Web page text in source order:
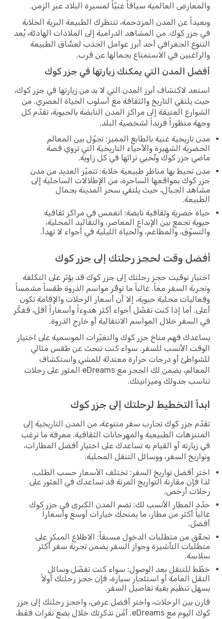
والمعارض العالمية سياقاً غنيّاً لمسيرة البلاد عبر الزمن.
وبعيداً عن المدن المزدحمة، تنتظرك الطبيعة البرية الخلابة
في جزر كوك. من المشاهد الدرامية إلى الملاذات الهادئة، يُعد
التنوع الجغرافي أحد أبرز عوامل الجذب لعشّاق الطبيعة
والراغبين في الاستمتاع بجمالها عن قرب.
أفضل المدن التي يمكنك زيارتها في جزر كوك
استعد لاكتشاف أبرز المدن التي لا بد من زيارتها في جزر كوك،
حيث يلتقي التاريخ والثقافة مع أسلوب الحياة العصري. من
الشوارع العتيقة إلى مراكز المدن النابضة بالحيوية، تقدّم كل
وجهة منظوراً فريداً لشخصية البلد.
مدن تاريخية غنية بالطابع المميز: تجوّل بين المعالم
الحضرية الشهيرة والأحياء التاريخية التي تروي قصة
ماضي جزر كوك وتُحيي تراثها في كل زاوية.
مدن تحيط بها مناظر طبيعية خلابة: تتميّز العديد من مدن
جزر كوك بمواقعها الساحرة، من الإطلالات الساحلية إلى
مشاهد الجبال، حيث يلتقي سحر المدينة بجمال
الطبيعة.
حياة حضرية وثقافية نابضة: انغمس في مراكز ثقافية
حيوية تجمع بين الإبداع المعاصر، والتقاليد المحلية،
والتسوّق، والمطاعم، والحياة الليلية في أجواء لا تهدأ.
أفضل وقت لحجز رحلتك إلى جزر كوك
اختيار توقيت حجز رحلتك إلى جزر كوك قد يؤثر على التكلفة
وتجربة السفر معاً. غالباً ما توفّر مواسم الذروة طقساً مشمساً
وفعاليات محلية حيوية، إلا أن أسعار الرحلات والإقامة تكون
أعلى. أما إذا كنت تفضّل أجواء أكثر هدوءاً وأسعاراً أقل، ففكّر
في السفر خلال المواسم الانتقالية أو خارج الذروة.
يساعدك فهم مناخ جزر كوك والتغيّرات الموسمية على اختيار
الوقت الأنسب للسفر. سواء كنت تبحث عن طقس مثالي
للشواطئ أو درجات حرارة معتدلة للمشي واستكشاف
المعالم، يضمن لك الحجز مع eDreams العثور على رحلات
تناسب جدولك وميزانيتك.
ابدأ التخطيط لرحلتك إلى جزر كوك
تقدّم جزر كوك تجارب سفر متنوعة، من المدن التاريخية إلى
المتنزهات الطبيعية والمهرجانات الثقافية. معرفة ما ترغب
في زيارته أو القيام به تساعدك على اختيار أفضل المطارات،
وتواريخ السفر، ووسائل التنقل المحلية.
اختر أفضل تواريخ السفر: تختلف الأسعار حسب الطلب،
لذا فإن مقارنة التواريخ المرنة قد تساعدك في العثور على
رحلات أرخص.
حدّد المطار الأنسب لك: تضم المدن الكبرى في جزر كوك
غالباً أكثر من مطار، ما يمنحك خيارات أوسع وأسعاراً
أفضل.
تحقّق من متطلبات الدخول مسبقاً: الاطلاع المبكر على
متطلبات التأشيرة وجواز السفر يضمن تجربة سفر أكثر
سلاسة.
خطّط للتنقل بعد الوصول: سواء كنت تفضّل وسائل
النقل العامة أو استئجار سيارة، فإن حجز رحلتك أولاً
يسهل تنظيم بقية تفاصيل السفر.
قارن بين الرحلات، واختر أفضل عرض، واحجز رحلتك إلى جزر
كوك اليوم مع eDreams. أمّن تذكرتك خلال بضع نقرات فقط،